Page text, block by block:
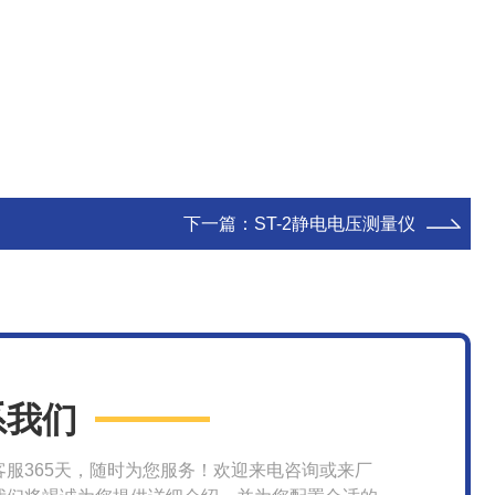
下一篇： ST-2静电电压测量仪
们
服365天，随时为您服务！欢迎来电咨询或来厂